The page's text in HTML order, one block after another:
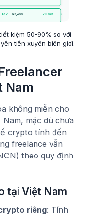
kiệm 50-90% so với
tiền xuyên biên giới.
Nam
không miễn cho
mặc dù chưa
crypto tính đến
freelance vẫn
theo quy định
tại Việt Nam
riêng: Tính